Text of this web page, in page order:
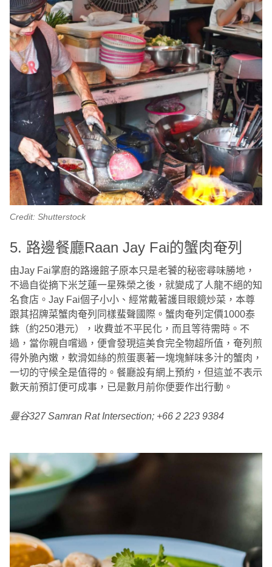
Credit: Shutterstock
5. 路邊餐廳Raan Jay Fai的蟹肉奄列
由Jay Fai掌廚的路邊館子原本只是老饕的秘密尋味勝地，
不過自從摘下米芝蓮一星殊榮之後，就變成了人龍不絕的知
名食店。Jay Fai個子小小、經常戴著護目眼鏡炒菜，本尊
跟其招牌菜蟹肉奄列同樣蜚聲國際。蟹肉奄列定價1000泰
銖（約250港元），收費並不平民化，而且等待需時。不
過，當你親自嚐過，便會發現這美食完全物超所值，奄列煎
得外脆內嫩，軟滑如絲的煎蛋裹著一塊塊鮮味多汁的蟹肉，
一切的守候全是值得的。餐廳設有網上預約，但這並不表示
數天前預訂便可成事，已是數月前你便要作出行動。
曼谷327 Samran Rat Intersection; +66 2 223 9384